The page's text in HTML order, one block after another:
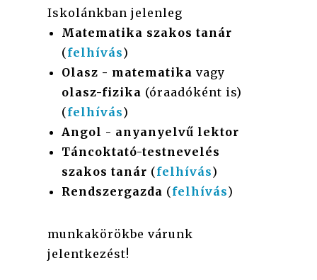
Iskolánkban jelenleg
Matematika szakos tanár
(felhívás)
Olasz - matematika vagy
olasz-fizika (óraadóként is)
(felhívás)
Angol - anyanyelvű lektor
Táncoktató-testnevelés
szakos tanár (felhívás)
Rendszergazda (felhívás)
munkakörökbe várunk
jelentkezést!